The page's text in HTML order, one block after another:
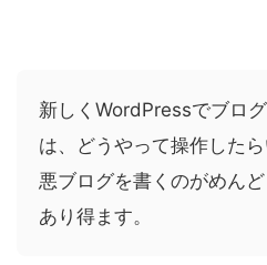
新しくWordPressでブロ
は、どうやって操作した
悪ブログを書くのがめん
あり得ます。